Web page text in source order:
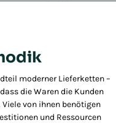
moderner Lieferketten –
die Waren die Kunden
von ihnen benötigen
und Ressourcen